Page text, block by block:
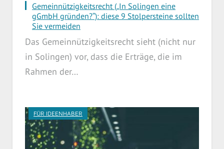
Gemeinnützigkeitsrecht („In Solingen eine
gGmbH gründen?“): diese 9 Stolpersteine sollten
Sie vermeiden
Das Gemeinnützigkeitsrecht sieht (nicht nur
in Solingen) vor, dass die Erträge, die im
Rahmen der…
FÜR IDEENHABER